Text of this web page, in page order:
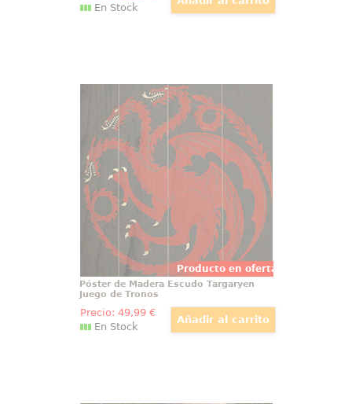
En Stock
Producto en oferta
Póster de Madera Escudo Targaryen
Juego de Tronos
Precioso Póster realizado en
madera del torso del escudo de la
familia Targaryen, el Póster tiene
un tamaño aproximado de 40 x 60
cm., decora tu espacio preferido
con un toque retro.
Póster de Madera Escudo Targaryen
Juego de Tronos
Precio: 49,99€
En Stock